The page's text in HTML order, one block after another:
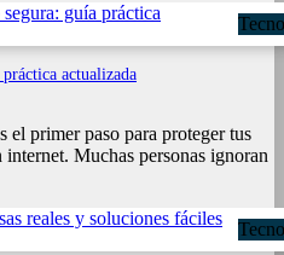
actualizada
el primer paso para proteger tus
Muchas personas ignoran